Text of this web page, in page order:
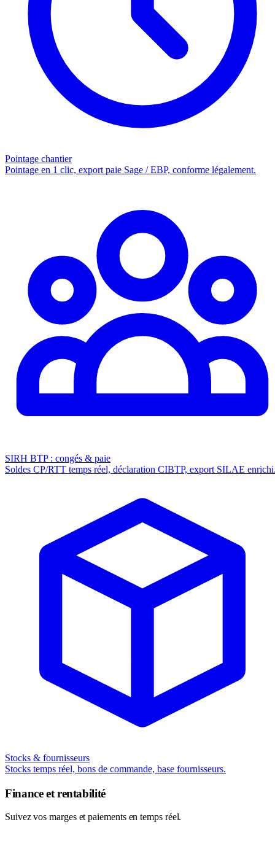
Pointage chantier
Pointage en 1 clic, export paie Sage / EBP, conforme légalement.
SIRH BTP : congés & paie
Soldes CP/RTT temps réel, déclaration CIBTP, export SILAE
Stocks & fournisseurs
Stocks temps réel, bons de commande, base fournisseurs.
Finance et rentabilité
Suivez vos marges et paiements en temps réel.